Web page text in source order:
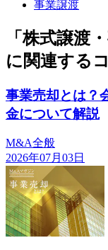
事業譲渡
「株式譲渡
に関連する
事業売却とは？
金について解説
M&A全般
2026年07月03日